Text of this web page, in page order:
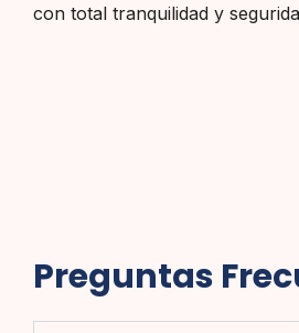
con total tranquilidad y
Preguntas